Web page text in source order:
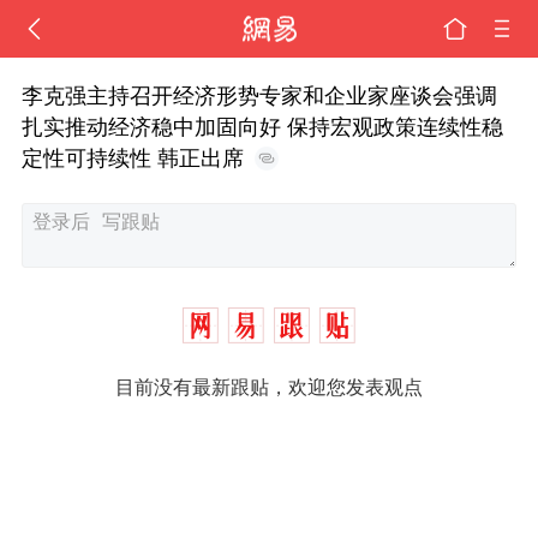
李克强主持召开经济形势专家和企业家座谈会强调
扎实推动经济稳中加固向好 保持宏观政策连续性稳
定性可持续性 韩正出席
目前没有最新跟贴，欢迎您发表观点